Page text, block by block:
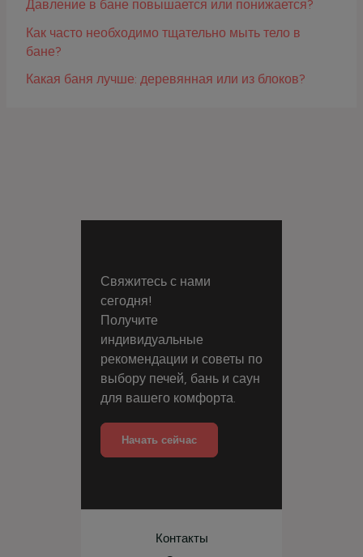
Давление в бане повышается или понижается?
Как часто необходимо тщательно мыть тело в
бане?
Какая баня лучше: деревянная или из блоков?
Свяжитесь с нами
сегодня!
Получите
индивидуальные
рекомендации и советы по
выбору печей, бань и саун
для вашего комфорта.
Начать сейчас
Контакты